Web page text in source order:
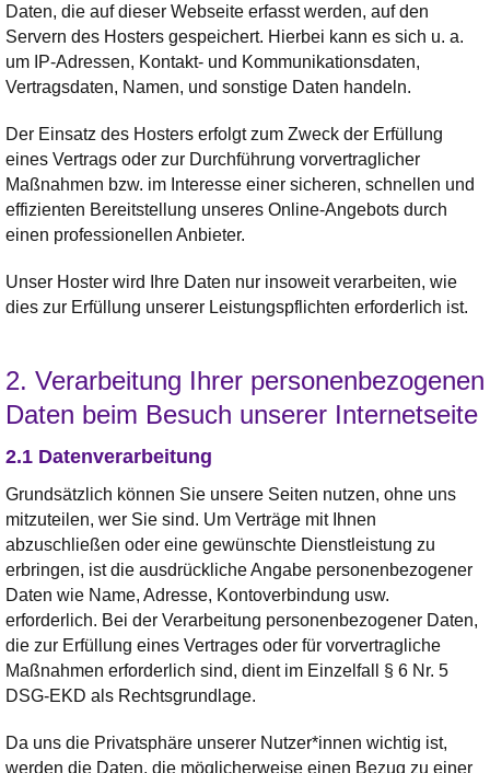
Daten, die auf dieser Webseite erfasst werden, auf den
Servern des Hosters gespeichert. Hierbei kann es sich u. a.
um IP-Adressen, Kontakt- und Kommunikationsdaten,
Vertragsdaten, Namen, und sonstige Daten handeln.
Der Einsatz des Hosters erfolgt zum Zweck der Erfüllung
eines Vertrags oder zur Durchführung vorvertraglicher
Maßnahmen bzw. im Interesse einer sicheren, schnellen und
effizienten Bereitstellung unseres Online-Angebots durch
einen professionellen Anbieter.
Unser Hoster wird Ihre Daten nur insoweit verarbeiten, wie
dies zur Erfüllung unserer Leistungspflichten erforderlich ist.
2. Verarbeitung Ihrer personenbezogenen
Daten beim Besuch unserer Internetseite
2.1 Datenverarbeitung
Grundsätzlich können Sie unsere Seiten nutzen, ohne uns
mitzuteilen, wer Sie sind. Um Verträge mit Ihnen
abzuschließen oder eine gewünschte Dienstleistung zu
erbringen, ist die ausdrückliche Angabe personenbezogener
Daten wie Name, Adresse, Kontoverbindung usw.
erforderlich. Bei der Verarbeitung personenbezogener Daten,
die zur Erfüllung eines Vertrages oder für vorvertragliche
Maßnahmen erforderlich sind, dient im Einzelfall § 6 Nr. 5
DSG-EKD als Rechtsgrundlage.
Da uns die Privatsphäre unserer Nutzer*innen wichtig ist,
werden die Daten, die möglicherweise einen Bezug zu einer